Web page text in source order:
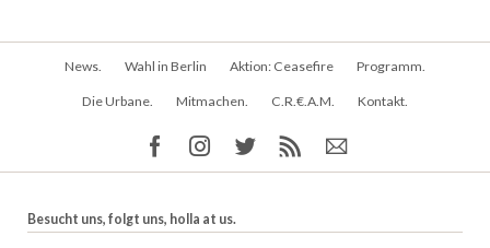
Navigation
News. Wahl in Berlin Aktion: Ceasefire Programm.
Die Urbane. Mitmachen. C.R.€.A.M. Kontakt.
Besucht uns, folgt uns, holla at us.